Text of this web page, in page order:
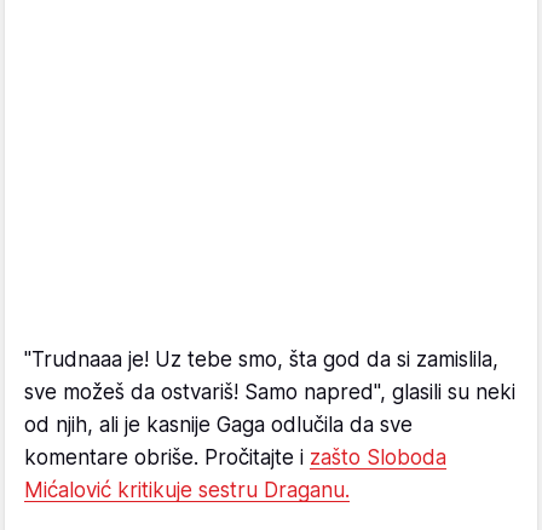
"Trudnaaa je! Uz tebe smo, šta god da si zamislila,
sve možeš da ostvariš! Samo napred", glasili su neki
od njih, ali je kasnije Gaga odlučila da sve
komentare obriše. Pročitajte i zašto Sloboda
Mićalović kritikuje sestru Draganu.